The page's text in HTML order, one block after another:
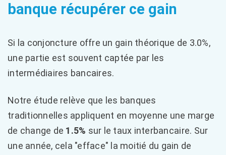
banque récupérer ce gain
Si la conjoncture offre un gain théorique de 3.0%,
une partie est souvent captée par les
intermédiaires bancaires.
Notre étude relève que les banques
traditionnelles appliquent en moyenne une marge
de change de 1.5% sur le taux interbancaire. Sur
une année, cela "efface" la moitié du gain de